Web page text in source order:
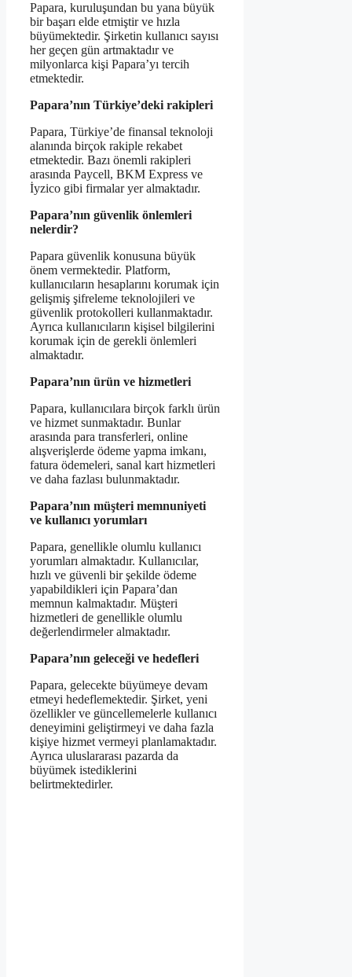
Papara, kuruluşundan bu yana büyük
bir başarı elde etmiştir ve hızla
büyümektedir. Şirketin kullanıcı sayısı
her geçen gün artmaktadır ve
milyonlarca kişi Papara’yı tercih
etmektedir.
Papara’nın Türkiye’deki rakipleri
Papara, Türkiye’de finansal teknoloji
alanında birçok rakiple rekabet
etmektedir. Bazı önemli rakipleri
arasında Paycell, BKM Express ve
İyzico gibi firmalar yer almaktadır.
Papara’nın güvenlik önlemleri
nelerdir?
Papara güvenlik konusuna büyük
önem vermektedir. Platform,
kullanıcıların hesaplarını korumak için
gelişmiş şifreleme teknolojileri ve
güvenlik protokolleri kullanmaktadır.
Ayrıca kullanıcıların kişisel bilgilerini
korumak için de gerekli önlemleri
almaktadır.
Papara’nın ürün ve hizmetleri
Papara, kullanıcılara birçok farklı ürün
ve hizmet sunmaktadır. Bunlar
arasında para transferleri, online
alışverişlerde ödeme yapma imkanı,
fatura ödemeleri, sanal kart hizmetleri
ve daha fazlası bulunmaktadır.
Papara’nın müşteri memnuniyeti
ve kullanıcı yorumları
Papara, genellikle olumlu kullanıcı
yorumları almaktadır. Kullanıcılar,
hızlı ve güvenli bir şekilde ödeme
yapabildikleri için Papara’dan
memnun kalmaktadır. Müşteri
hizmetleri de genellikle olumlu
değerlendirmeler almaktadır.
Papara’nın geleceği ve hedefleri
Papara, gelecekte büyümeye devam
etmeyi hedeflemektedir. Şirket, yeni
özellikler ve güncellemelerle kullanıcı
deneyimini geliştirmeyi ve daha fazla
kişiye hizmet vermeyi planlamaktadır.
Ayrıca uluslararası pazarda da
büyümek istediklerini
belirtmektedirler.